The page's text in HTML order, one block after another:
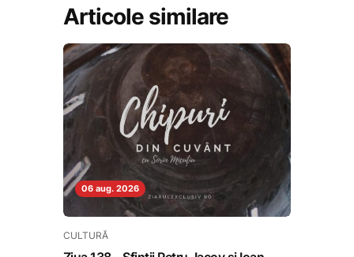
Articole similare
06 aug. 2026
CULTURĂ